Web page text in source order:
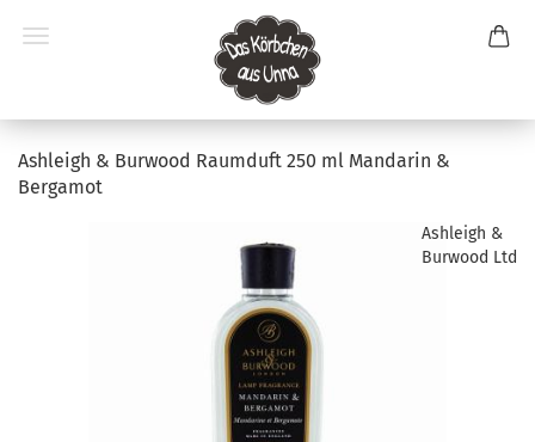
Ashleigh & Burwood Raumduft 250 ml Mandarin &
Bergamot
Ashleigh &
Burwood Ltd